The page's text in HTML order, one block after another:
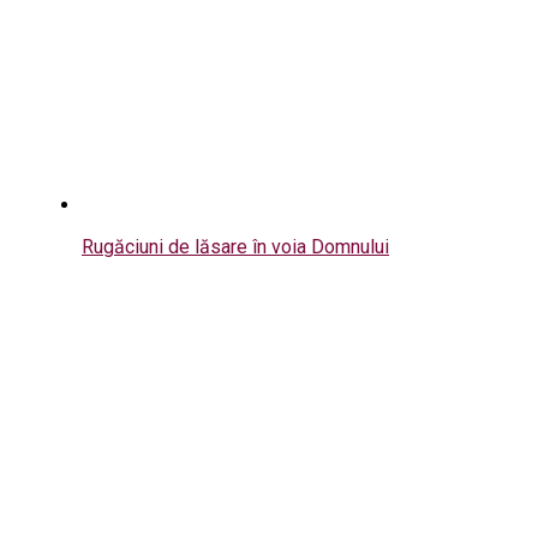
Rugăciuni de lăsare în voia Domnului